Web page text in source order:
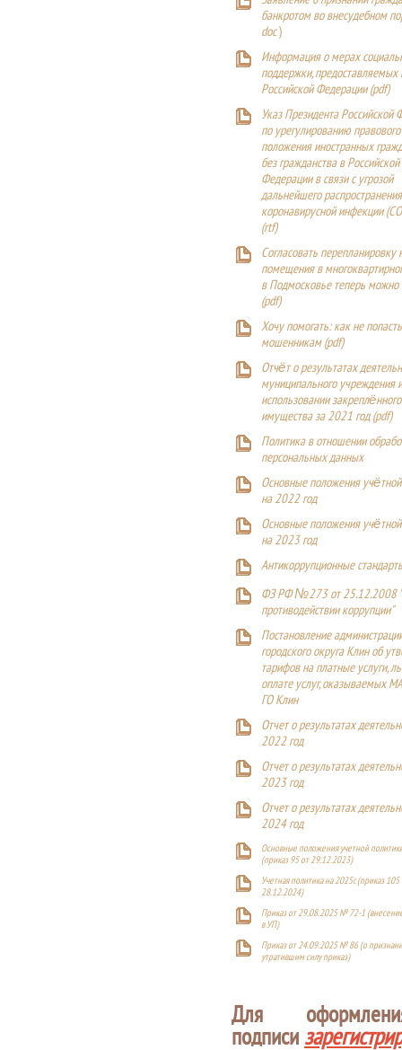
банкротом во внесудебном
doc)
Информация о мерах
поддержки,
Российской Федерации (pdf)
Указ Президента Российской
по урегулированию правового
положения иностранных
без гражданства в Российской
Федерации в связи с угрозой
дальнейшего
коронавирусной инфекции
(rtf)
Согласовать перепланировку
помещения в
в Подмосковье теперь можно
(pdf)
Хочу помогать: как не
мошенникам (pdf)
Отчёт о результатах
муниципального учреждения
использовании
имущества за 2021 год (pdf)
Политика в отношении
персональных данных
Основные положения
на 2022 год
Основные положения
на 2023 год
Антикоррупционные
ФЗ РФ №273 от 25.12.2008
противодействии коррупции"
Постановление
городского округа Клин об
тарифов на платные услуги,
оплате услуг, оказываемых
ГО Клин
Отчет о результатах
2022 год
Отчет о результатах
2023 год
Отчет о результатах
2024 год
Основные положения учетной
(приказ 95 от 29.12.2023)
Учетная политика на 2025г. (приказ 105
28.12.2024)
Приказ от 29.08.2025 № 72-1
в УП)
Приказ от 24.09.2025 № 86 (о
утратившим силу приказ)
Для
подписи